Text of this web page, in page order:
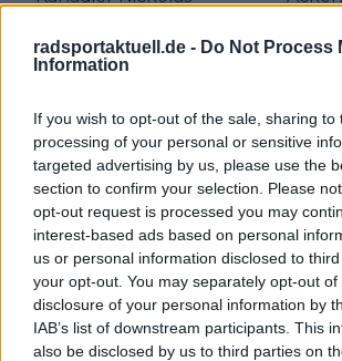
radsportaktuell.de - Do Not Process
Information
If you wish to opt-out of the sale, sharing to
processing of your personal or sensitive
targeted advertising by us, please use the
section to confirm your selection. Please
opt-out request is processed you may
interest-based ads based on personal
us or personal information disclosed to
your opt-out. You may separately opt-out
disclosure of your personal information by
IAB’s list of downstream participants. This
also be disclosed by us to third parties on
aufgeben, Pedersen
im Rosa Trikot bleibt